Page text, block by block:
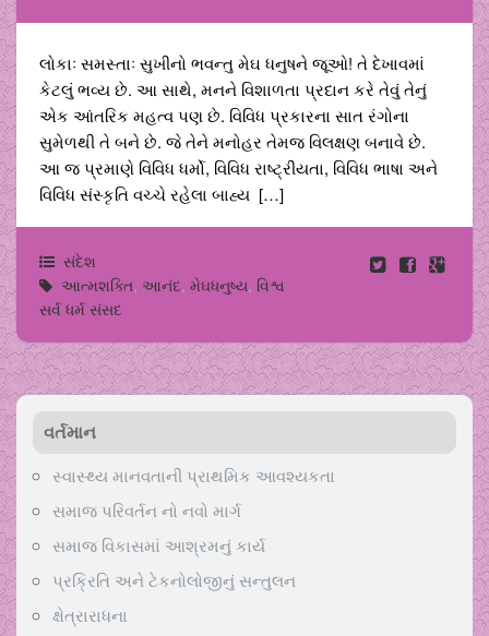
લોકાઃ સમસ્તાઃ સુખીનો ભવન્તુ મેઘ ધનુષને જૂઓ! તે દેખાવમાં
કેટલું ભવ્ય છે. આ સાથે, મનને વિશાળતા પ્રદાન કરે તેવું તેનું
એક આંતરિક મહત્વ પણ છે. વિવિધ પ્રકારના સાત રંગોના
સુમેળથી તે બને છે. જે તેને મનોહર તેમજ વિલક્ષણ બનાવે છે.
આ જ પ્રમાણે વિવિધ ધર્મો, વિવિધ રાષ્ટ્રીયતા, વિવિધ ભાષા અને
વિવિધ સંસ્કૃતિ વચ્ચે રહેલા બાહ્ય […]
સંદેશ
આત્મશક્તિ, આનંદ, મેઘધનુષ્ય, વિશ્વ
સર્વ ધર્મ સંસદ
વર્તમાન
સ્વાસ્થ્ય માનવતાની પ્રાથમિક આવશ્યકતા
સમાજ પરિવર્તન નો નવો માર્ગ
સમાજ વિકાસમાં આશ્રમનું કાર્ય
પ્રક્રિતિ અને ટેકનોલોજીનું સન્તુલન
ક્ષેત્રારાધના